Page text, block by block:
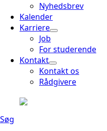
Nyhedsbrev
Kalender
Karriere
Job
For studerende
Kontakt
Kontakt os
Rådgivere
Søg